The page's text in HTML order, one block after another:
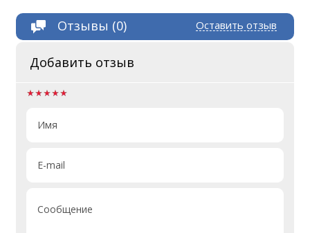
Оставить отзыв
Отзывы (0)
Добавить отзыв
Имя
E-mail
Сообщение